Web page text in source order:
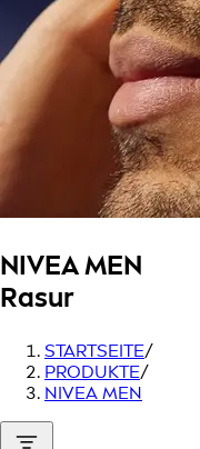
NIVEA MEN
Rasur
STARTSEITE/
PRODUKTE/
NIVEA MEN